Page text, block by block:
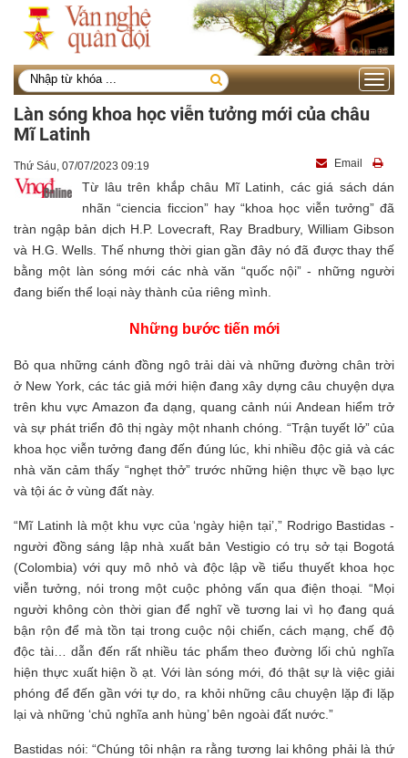
Toggle
Làn sóng khoa học viễn tưởng mới của châu
Mĩ Latinh
Thứ Sáu, 07/07/2023 09:19 Email
Từ lâu trên khắp châu Mĩ Latinh, các giá sách dán
nhãn “ciencia ficcion” hay “khoa học viễn tưởng” đã
tràn ngập bản dịch H.P. Lovecraft, Ray Bradbury, William Gibson
và H.G. Wells. Thế nhưng thời gian gần đây nó đã được thay thế
bằng một làn sóng mới các nhà văn “quốc nội” - những người
đang biến thể loại này thành của riêng mình.
Những bước tiến mới
Bỏ qua những cánh đồng ngô trải dài và những đường chân trời
ở New York, các tác giả mới hiện đang xây dựng câu chuyện dựa
trên khu vực Amazon đa dạng, quang cảnh núi Andean hiểm trở
và sự phát triển đô thị ngày một nhanh chóng. “Trận tuyết lở” của
khoa học viễn tưởng đang đến đúng lúc, khi nhiều độc giả và các
nhà văn cảm thấy “nghẹt thở” trước những hiện thực về bạo lực
và tội ác ở vùng đất này.
“Mĩ Latinh là một khu vực của ‘ngày hiện tại’,” Rodrigo Bastidas -
người đồng sáng lập nhà xuất bản Vestigio có trụ sở tại Bogotá
(Colombia) với quy mô nhỏ và độc lập về tiểu thuyết khoa học
viễn tưởng, nói trong một cuộc phỏng vấn qua điện thoại.“Mọi
người không còn thời gian để nghĩ về tương lai vì họ đang quá
bận rộn để mà tồn tại trong cuộc nội chiến, cách mạng, chế độ
độc tài… dẫn đến rất nhiều tác phẩm theo đường lối chủ nghĩa
hiện thực xuất hiện ồ ạt. Với làn sóng mới, đó thật sự là việc giải
phóng để đến gần với tự do, ra khỏi những câu chuyện lặp đi lặp
lại và những ‘chủ nghĩa anh hùng’ bên ngoài đất nước.”
Bastidas nói: “Chúng tôi nhận ra rằng tương lai không phải là thứ